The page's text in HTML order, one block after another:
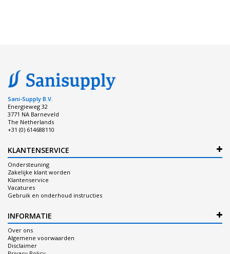
Sani-Supply B.V.
Energieweg 32
3771 NA Barneveld
The Netherlands
+31 (0) 614688110
KLANTENSERVICE
Ondersteuning
Zakelijke klant worden
Klantenservice
Vacatures
Gebruik en onderhoud instructies
INFORMATIE
Over ons
Algemene voorwaarden
Disclaimer